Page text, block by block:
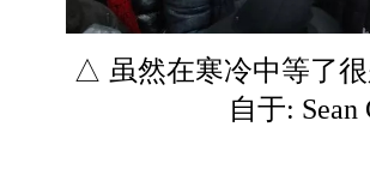
△ 虽然在寒冷中等了很
自于: Sean